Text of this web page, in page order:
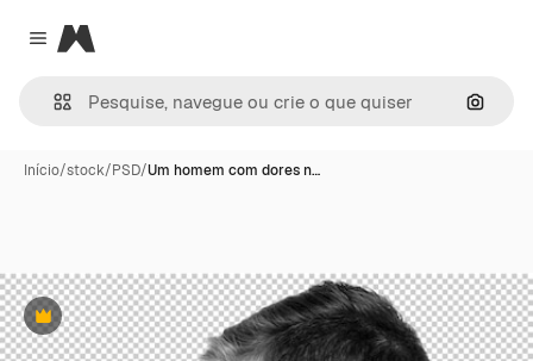
Close menu
Magnific
Início/stock/PSD/Um homem com dores n…
Premium